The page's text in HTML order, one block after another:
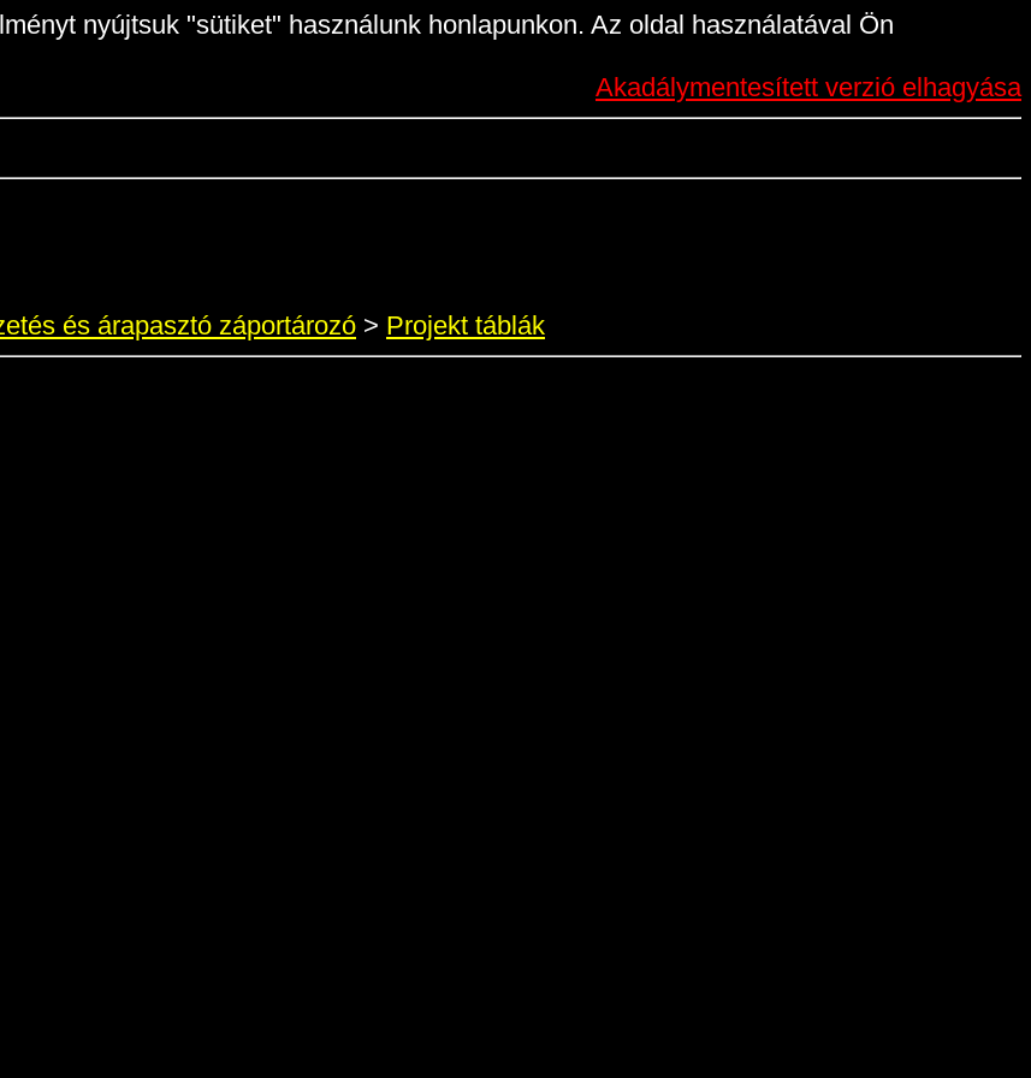
nyújtsuk "sütiket" használunk honlapunkon. Az oldal használatával Ön
Akadálymentesített verzió elhagyása
és árapasztó záportározó > Projekt táblák